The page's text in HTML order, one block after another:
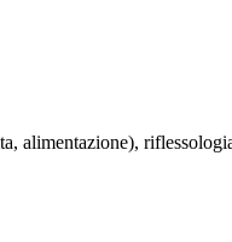
alimentazione),